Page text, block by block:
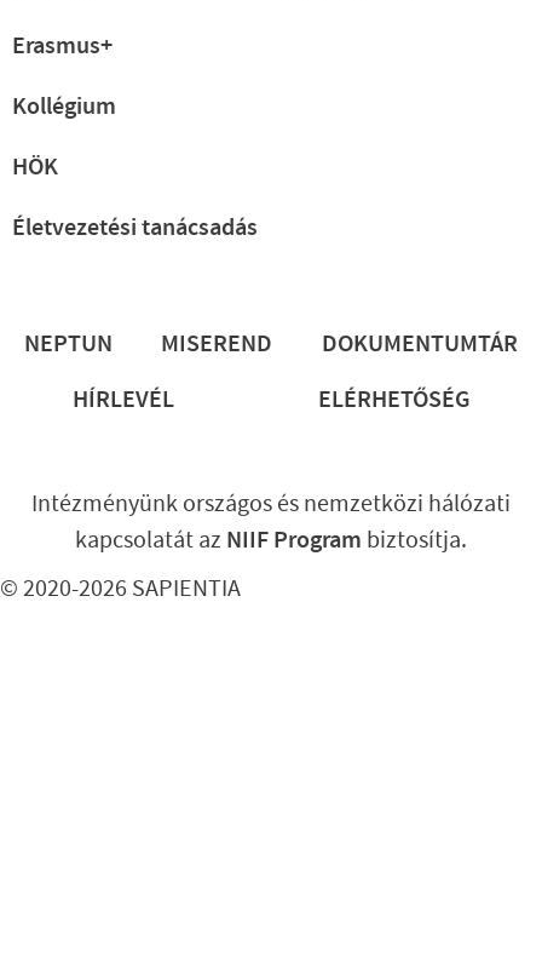
Erasmus+
Kollégium
HÖK
Életvezetési tanácsadás
Lábléc
NEPTUN MISEREND
DOKUMENTUMTÁR
HÍRLEVÉL
ELÉRHETŐSÉG
© 2020-2026 SAPIENTIA
Intézményünk országos és nemzetközi hálózati
kapcsolatát az NIIF Program biztosítja.